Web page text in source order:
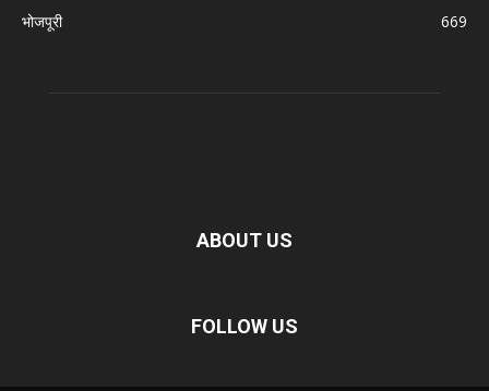
भोजपूरी
669
ABOUT US
FOLLOW US